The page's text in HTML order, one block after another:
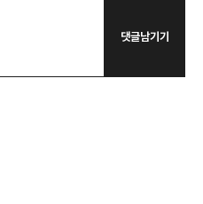
댓글남기기